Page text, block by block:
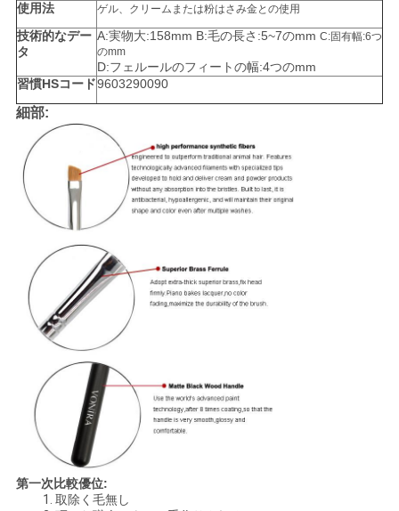
使用法
ゲル、クリームまたは粉はさみ金との使用
技術的なデー
タ
A:実物大:158mm B:毛の長さ:5~7のmm C:固有幅:6つ
のmm
D:フェルールのフィートの幅:4つのmm
習慣HSコード9603290090
細部:
第一次比較優位:
1. 取除く毛無し